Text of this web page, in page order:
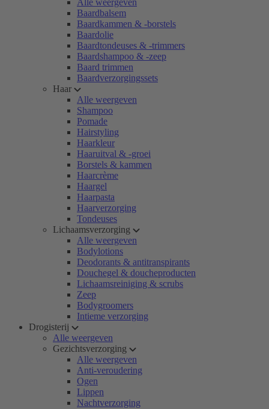
Alle weergeven
Baardbalsem
Baardkammen & -borstels
Baardolie
Baardtondeuses & -trimmers
Baardshampoo & -zeep
Baard trimmen
Baardverzorgingssets
Haar
Alle weergeven
Shampoo
Pomade
Hairstyling
Haarkleur
Haaruitval & -groei
Borstels & kammen
Haarcrème
Haargel
Haarpasta
Haarverzorging
Tondeuses
Lichaamsverzorging
Alle weergeven
Bodylotions
Deodorants & antitranspirants
Douchegel & doucheproducten
Lichaamsreiniging & scrubs
Zeep
Bodygroomers
Intieme verzorging
Drogisterij
Alle weergeven
Gezichtsverzorging
Alle weergeven
Anti-veroudering
Ogen
Lippen
Nachtverzorging